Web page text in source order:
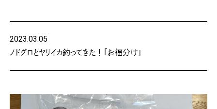
ノドグロとヤリイカ釣ってきた！「お福分け」
2023.03.05